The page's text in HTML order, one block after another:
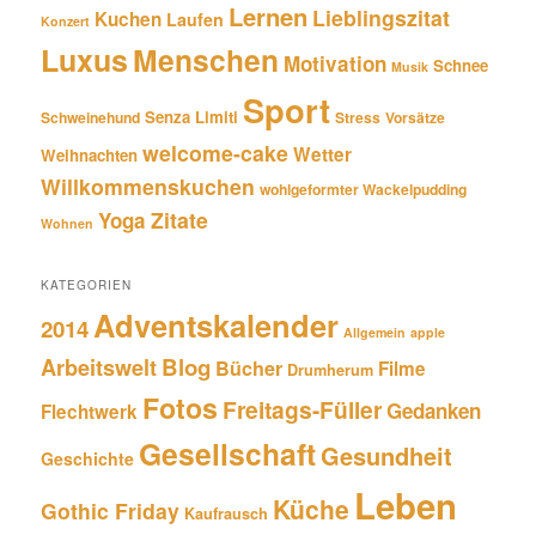
Konzert Kuchen Laufen Lernen Lieblingszitat
LuxusMenschen Motivation Musik Schnee
Schweinehund Senza Limiti Sport Stress Vorsätze
Weihnachten welcome-cakeWetter
Willkommenskuchen wohlgeformter Wackelpudding
Wohnen Yoga Zitate
KATEGORIEN
2014Adventskalender Allgemein apple
ArbeitsweltBlog Bücher Drumherum Filme
Flechtwerk Fotos Freitags-FüllerGedanken
Geschichte GesellschaftGesundheit
Gothic Friday Kaufrausch Küche Leben